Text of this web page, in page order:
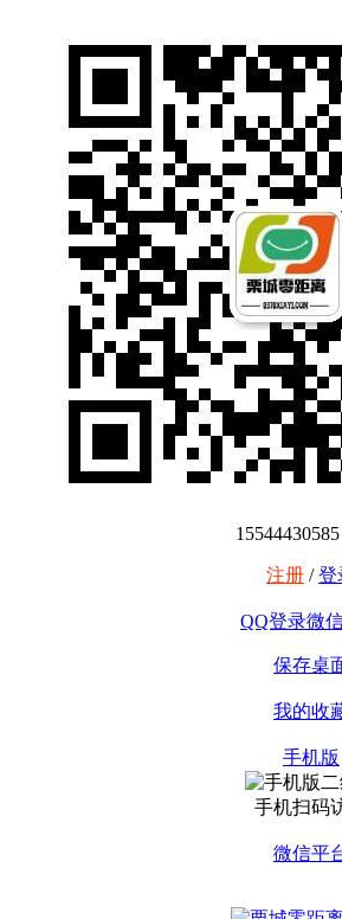
15544430585
注册 /登
QQ登录微
保存桌
我的收
手机版
手机扫码
微信平